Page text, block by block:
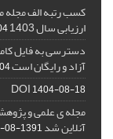
کسب رتبه الف
ارزیابی سال 1403 18
دسترسی به فایل
آزاد و رایگان است18
DOI1404-08-18
مجله ی علمی و
آنلاین شد1391-08-14